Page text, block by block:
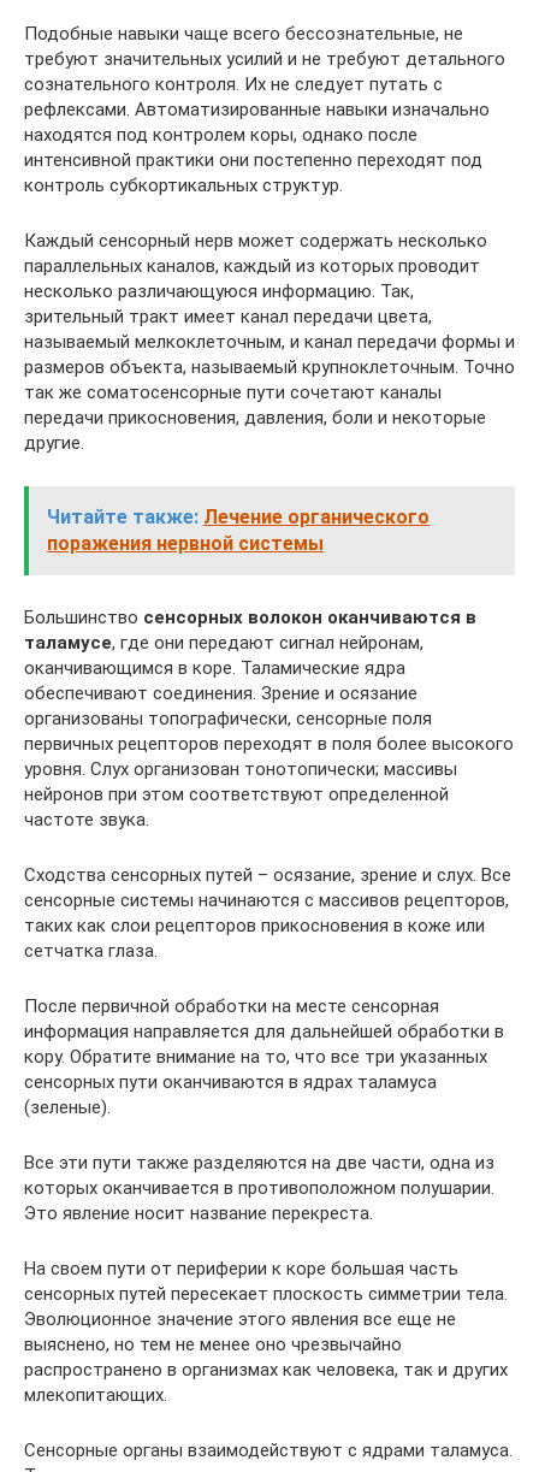
Подобные навыки чаще всего бессознательные, не
требуют значительных усилий и не требуют детального
сознательного контроля. Их не следует путать с
рефлексами. Автоматизированные навыки изначально
находятся под контролем коры, однако после
интенсивной практики они постепенно переходят под
контроль субкортикальных структур.
Каждый сенсорный нерв может содержать несколько
параллельных каналов, каждый из которых проводит
несколько различающуюся информацию. Так,
зрительный тракт имеет канал передачи цвета,
называемый мелкоклеточным, и канал передачи формы и
размеров объекта, называемый крупноклеточным. Точно
так же соматосенсорные пути сочетают каналы
передачи прикосновения, давления, боли и некоторые
другие.
Читайте также: Лечение органического
поражения нервной системы
Большинство сенсорных волокон оканчиваются в
таламусе, где они передают сигнал нейронам,
оканчивающимся в коре. Таламические ядра
обеспечивают соединения. Зрение и осязание
организованы топографически, сенсорные поля
первичных рецепторов переходят в поля более высокого
уровня. Слух организован тонотопически; массивы
нейронов при этом соответствуют определенной
частоте звука.
Сходства сенсорных путей – осязание, зрение и слух. Все
сенсорные системы начинаются с массивов рецепторов,
таких как слои рецепторов прикосновения в коже или
сетчатка глаза.
После первичной обработки на месте сенсорная
информация направляется для дальнейшей обработки в
кору. Обратите внимание на то, что все три указанных
сенсорных пути оканчиваются в ядрах таламуса
(зеленые).
Все эти пути также разделяются на две части, одна из
которых оканчивается в противоположном полушарии.
Это явление носит название перекреста.
На своем пути от периферии к коре большая часть
сенсорных путей пересекает плоскость симметрии тела.
Эволюционное значение этого явления все еще не
выяснено, но тем не менее оно чрезвычайно
распространено в организмах как человека, так и других
млекопитающих.
Сенсорные органы взаимодействуют с ядрами таламуса.